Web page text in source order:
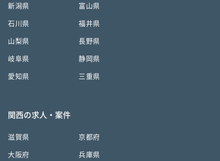
新潟県 富山県
石川県 福井県
山梨県 長野県
岐阜県 静岡県
愛知県 三重県
関西の求人・案件
滋賀県 京都府
大阪府 兵庫県